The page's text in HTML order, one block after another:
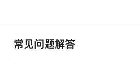
常见问题解答